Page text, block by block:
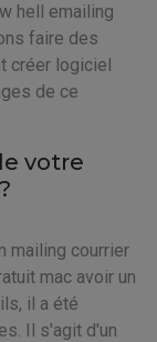
hell emailing
faire des
créer logiciel
de ce
votre
mailing courrier
mac avoir un
il a été
Il s'agit d'un